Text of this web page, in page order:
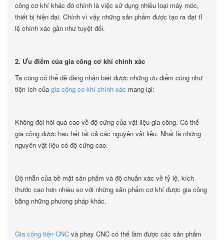
công cơ khí khác đó chính là việc sử dụng nhiều loại máy móc,
thiết bị hiện đại. Chính vì vậy những sản phẩm được tạo ra đạt tỉ
lệ chính xác gần như tuyệt đối.
2. Ưu điểm của gia công cơ khí chính xác
Ta cũng có thể dễ dàng nhận biết được những ưu điểm cũng như
tiện ích của gia công cơ khí chính xác mang lại:
Không đòi hỏi quá cao về độ cứng của vật liệu gia công. Có thể
gia công được hầu hết tất cả các nguyên vật liệu. Nhất là những
nguyên vật liệu có độ cứng cao.
Độ nhẵn của bề mặt sản phẩm và độ chuẩn xác về tỷ lệ, kích
thước cao hơn nhiều so với những sản phẩm cơ khí được gia công
bằng những phương pháp khác.
Gia công tiện CNC và phay CNC có thể làm được các sản phẩm